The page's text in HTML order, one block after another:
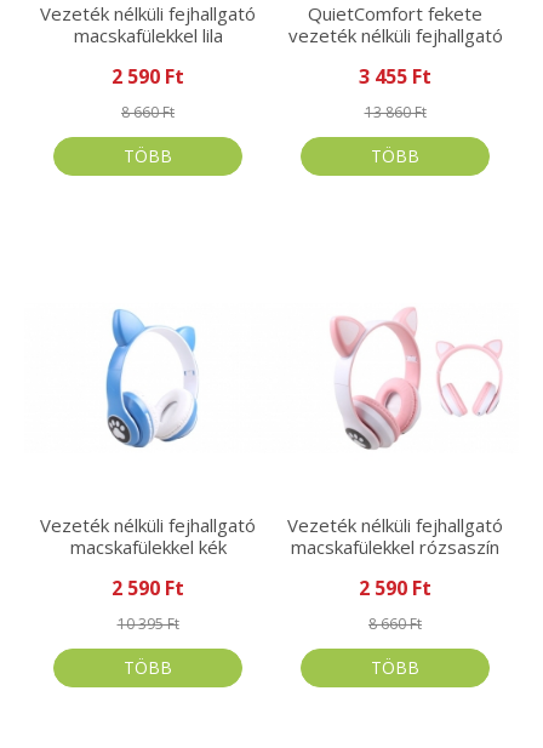
Vezeték nélküli fejhallgató
macskafülekkel lila
2 590 Ft
8 660 Ft
TÖBB
QuietComfort fekete
vezeték nélküli fejhallgató
3 455 Ft
13 860 Ft
TÖBB
Vezeték nélküli fejhallgató
macskafülekkel kék
2 590 Ft
10 395 Ft
TÖBB
Vezeték nélküli fejhallgató
macskafülekkel rózsaszín
2 590 Ft
8 660 Ft
TÖBB